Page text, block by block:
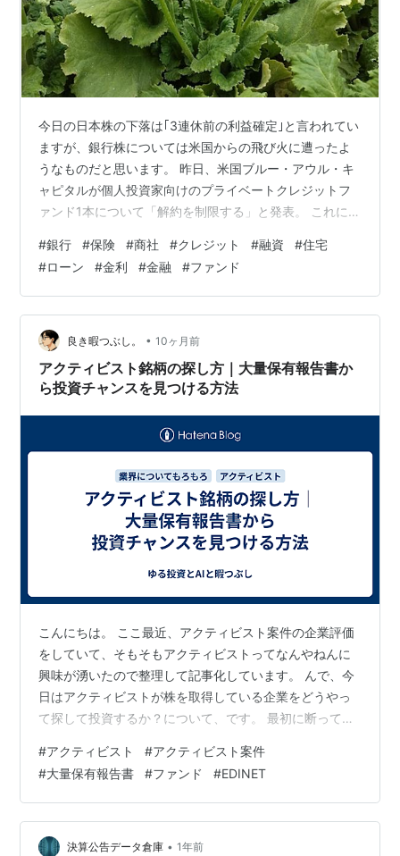
今日の日本株の下落は｢3連休前の利益確定｣と言われてい
ますが、銀行株については米国からの飛び火に遭ったよ
うなものだと思います。 昨日、米国ブルー・アウル・キ
ャピタルが個人投資家向けのプライベートクレジットフ
ァンド1本について「解約を制限する」と発表。 これによ
クレジット市場が動揺し銀行株が急落しました。 原因
は、貸出先の多くを占めるソフトウェア企業が「AIがサ
ービスを代替するのではないか」という懸念により関連
株が急落したことで、プライベートクレジット市場のリ
スクが高まったためです。 このニュースを聞いて、なん
でノンバンクごときの騒ぎに…
#銀行 #保険 #商社 #クレジット #融資 #住宅
#ローン #金利 #金融 #ファンド
良き暇つぶし。 • 10ヶ月前
アクティビスト銘柄の探し方｜大量保有報告書か
ら投資チャンスを見つける方法
こんにちは。 ここ最近、アクティビスト案件の企業評価
をしていて、そもそもアクティビストってなんやねんに
興味が湧いたので整理して記事化しています。 んで、今
日はアクティビストが株を取得している企業をどうやっ
て探して投資するか？について、です。 最初に断ってお
ているわけではありません。なのでこれがおすすめの投
資法であるとか、実績があるとかいうことではありませ
ん。 どうやって探したらいいの？どう考えたらいいの？
を自分の考えとしてまとめたものですので、その点ご留
意ください。 アクティビスト保有企業の探し方 日本企業
#アクティビスト #アクティビスト案件
#大量保有報告書 #ファンド #EDINET
決算公告データ倉庫 • 1年前